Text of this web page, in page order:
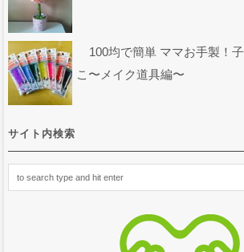
100均で簡単 ママお手製！
こ〜メイク道具編〜
サイト内検索